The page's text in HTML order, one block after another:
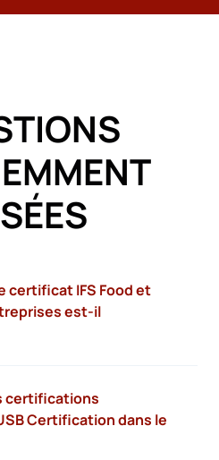
certificat IFS Food et
est-il
certifications
Certification dans le